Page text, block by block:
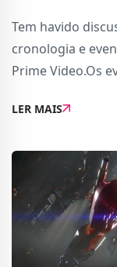
Tem havido
cronologia e
Prime Video.Os
Vegas, deixavam
LER MAIS